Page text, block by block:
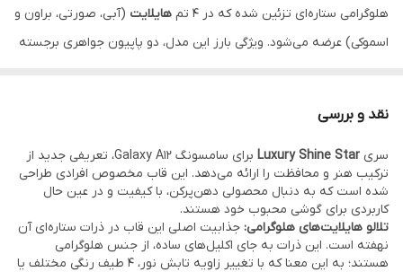
متریال بدنه TPU شفاف ضد شوک و ضد زردی
هلوگرامی ستاره‌ای تزئین شده که در ۴ تم
هایلایت (آبی، صورتی، براون و
اسموکی) عرضه می‌شود. ویژگی بارز این مدل، دو پاپیون جواهری برجسته
ترب پی و اسنپ پی و دیجی پی
نقد و بررسی
سری Luxury Shine Star
برای سامسونگ Galaxy A12، تعریفی جدید از
ترکیب هنر و محافظت را ارائه می‌دهد. این قاب مخصوص افرادی طراحی
شده است که به دنبال محصولی دهن‌پرکن، با کیفیت و در عین حال
کاربردی برای گوشی محبوب خود هستند.
تلالو هایلایت‌های هلوگرامی: جذابیت اصلی این قاب در ذرات ستاره‌ای آن
نهفته است. این ذرات به جای اکلیل‌های ساده، از جنس هلوگرامی
هستند؛ به این معنا که با تغییر زاویه تابش نور، ۴ طیف رنگی مختلف یا